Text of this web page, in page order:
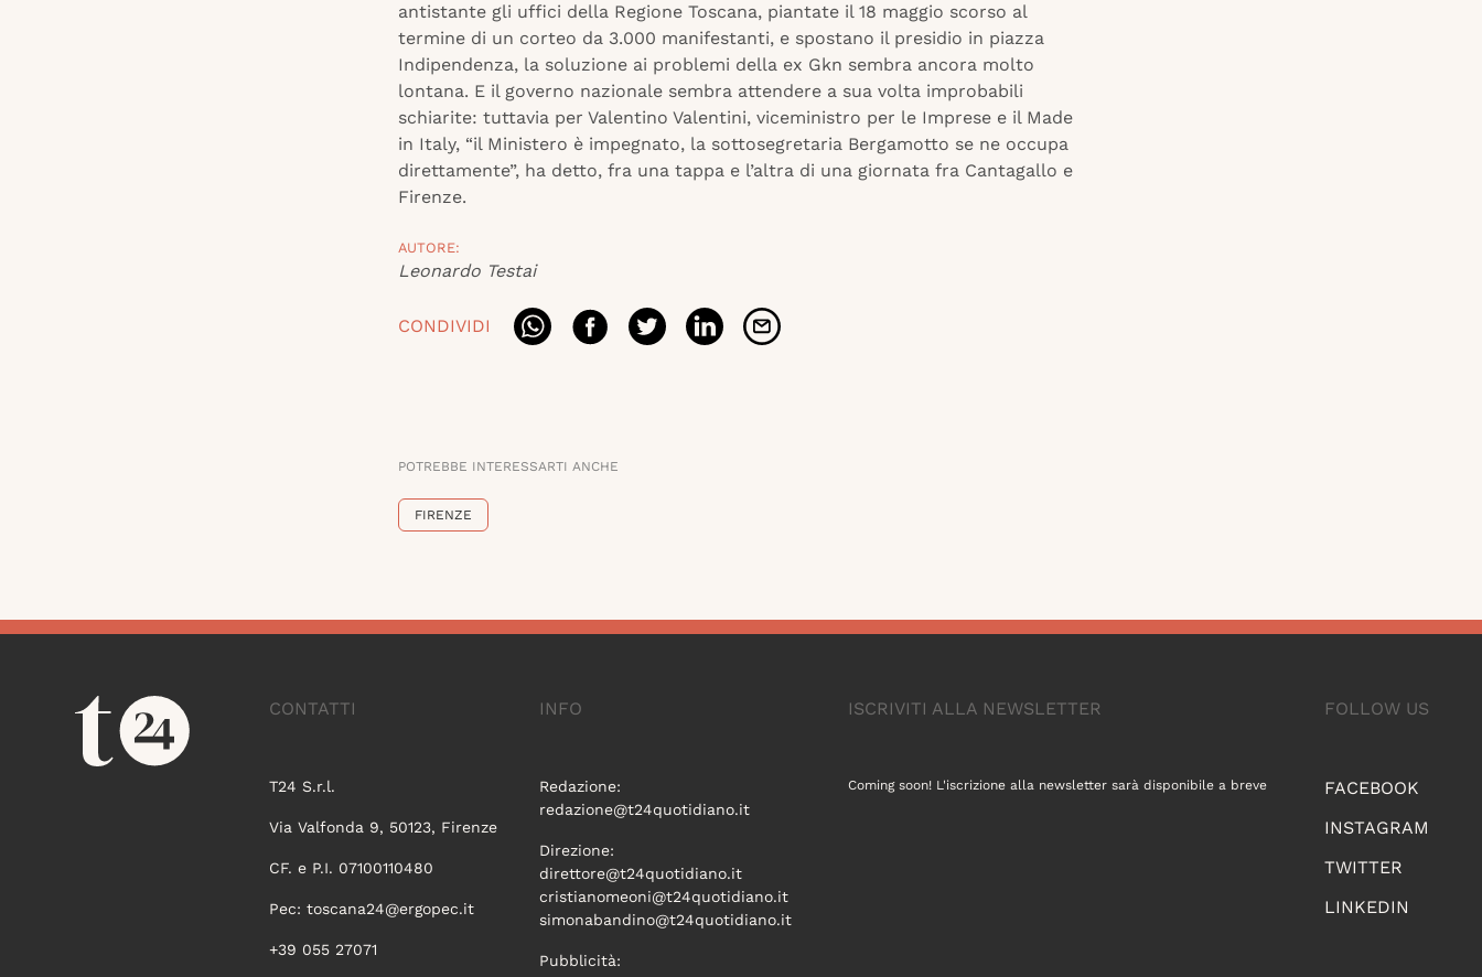
antistante gli uffici della Regione Toscana, piantate il 18 maggio scorso al
termine di un corteo da 3.000 manifestanti, e spostano il presidio in piazza
Indipendenza, la soluzione ai problemi della ex Gkn sembra ancora molto
lontana. E il governo nazionale sembra attendere a sua volta improbabili
schiarite: tuttavia per Valentino Valentini, viceministro per le Imprese e il Made
in Italy, “il Ministero è impegnato, la sottosegretaria Bergamotto se ne occupa
direttamente”, ha detto, fra una tappa e l’altra di una giornata fra Cantagallo e
Firenze.
AUTORE:
Leonardo Testai
CONDIVIDI
POTREBBE INTERESSARTI ANCHE
FIRENZE
CONTATTI
T24 S.r.l.
Via Valfonda 9, 50123, Firenze
CF. e P.I. 07100110480
Pec: toscana24@ergopec.it
+39 055 27071
INFO
Redazione:
redazione@t24quotidiano.it
Direzione:
direttore@t24quotidiano.it
cristianomeoni@t24quotidiano.it
simonabandino@t24quotidiano.it
Pubblicità:
FOLLOW US
FACEBOOK
INSTAGRAM
TWITTER
LINKEDIN
ISCRIVITI ALLA NEWSLETTER
Coming soon! L'iscrizione alla newsletter sarà disponibile a breve